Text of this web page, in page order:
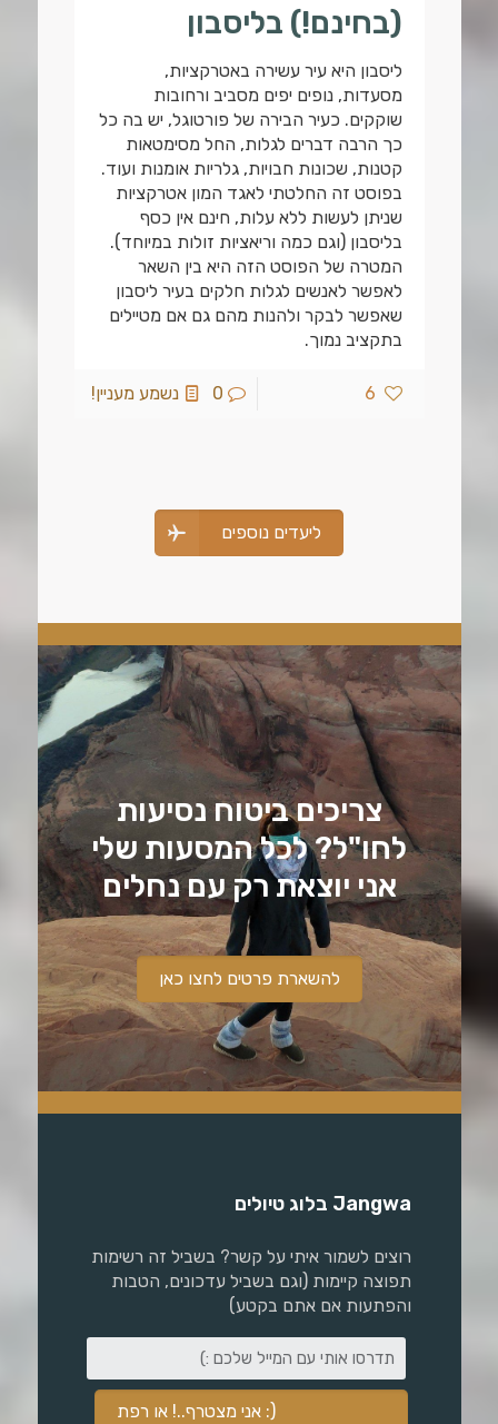
(בחינם!) בליסבון
ליסבון היא עיר עשירה באטרקציות,
מסעדות, נופים יפים מסביב ורחובות
שוקקים. כעיר הבירה של פורטוגל, יש בה כל
כך הרבה דברים לגלות, החל מסימטאות
קטנות, שכונות חבויות, גלריות אומנות ועוד.
בפוסט זה החלטתי לאגד המון אטרקציות
שניתן לעשות ללא עלות, חינם אין כסף
בליסבון (וגם כמה וריאציות זולות במיוחד).
המטרה של הפוסט הזה היא בין השאר
לאפשר לאנשים לגלות חלקים בעיר ליסבון
שאפשר לבקר ולהנות מהם גם אם מטיילים
בתקציב נמוך.
6
0 נשמע מעניין!
ליעדים נוספים
צריכים ביטוח נסיעות
לחו"ל? לכל המסעות שלי
אני יוצאת רק עם נחלים
להשארת פרטים לחצו כאן
Jangwa בלוג טיולים
רוצים לשמור איתי על קשר? בשביל זה רשימות
תפוצה קיימות (וגם בשביל עדכונים, הטבות
והפתעות אם אתם בקטע)